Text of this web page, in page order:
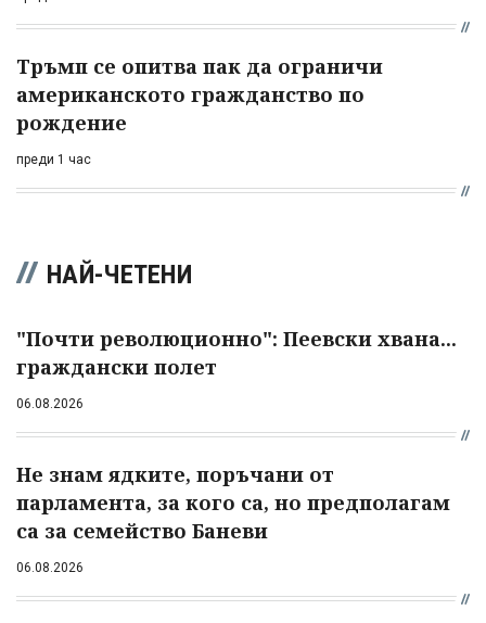
Тръмп се опитва пак да ограничи
американското гражданство по
рождение
преди 1 час
НАЙ-ЧЕТЕНИ
"Почти революционно": Пеевски хвана...
граждански полет
06.08.2026
Не знам ядките, поръчани от
парламента, за кого са, но предполагам
са за семейство Баневи
06.08.2026